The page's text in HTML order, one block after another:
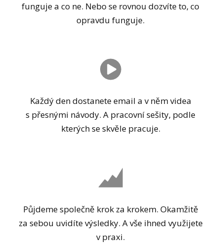
funguje a co ne. Nebo se rovnou dozvíte to, co
opravdu funguje.
Každý den dostanete email a v něm videa
s přesnými návody. A pracovní sešity, podle
kterých se skvěle pracuje.
Půjdeme společně krok za krokem. Okamžitě
za sebou uvidíte výsledky. A vše ihned využijete
v praxi.